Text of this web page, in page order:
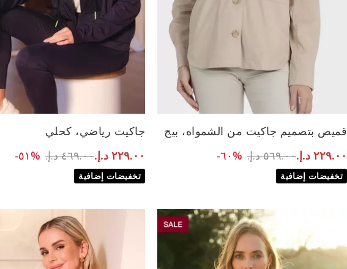
قميص بتصميم جاكيت من الشمواه، بيج
٢٢٩.٠٠ د.إ.‏ Price reduced from
٥٦٩.٠٠ د.إ.‏ to ٢٢٩.٠٠ د.إ.‏%٦٠-
تخفيضات إضافية
جاكيت رياضي، كحلي
٢٢٩.٠٠ د.إ.‏ Price reduced from
٤٦٩.٠٠ د.إ.‏ to ٢٢٩.٠٠ د.إ.‏%٥١-
تخفيضات إضافية